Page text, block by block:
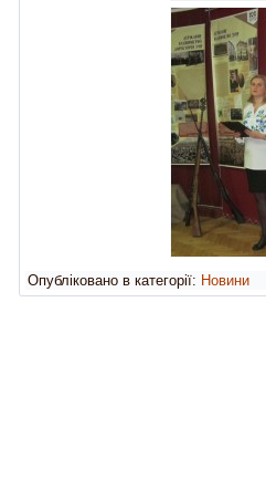
Опубліковано в категорії: Новини